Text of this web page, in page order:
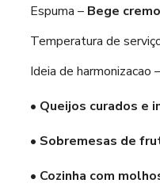
Espuma – Bege
Temperatura de
Ideia de harmonizacao –
• Queijos curados e
• Sobremesas de
• Cozinha com